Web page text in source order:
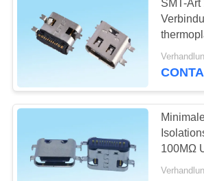
der codierten
SMT-Art
100MΩ